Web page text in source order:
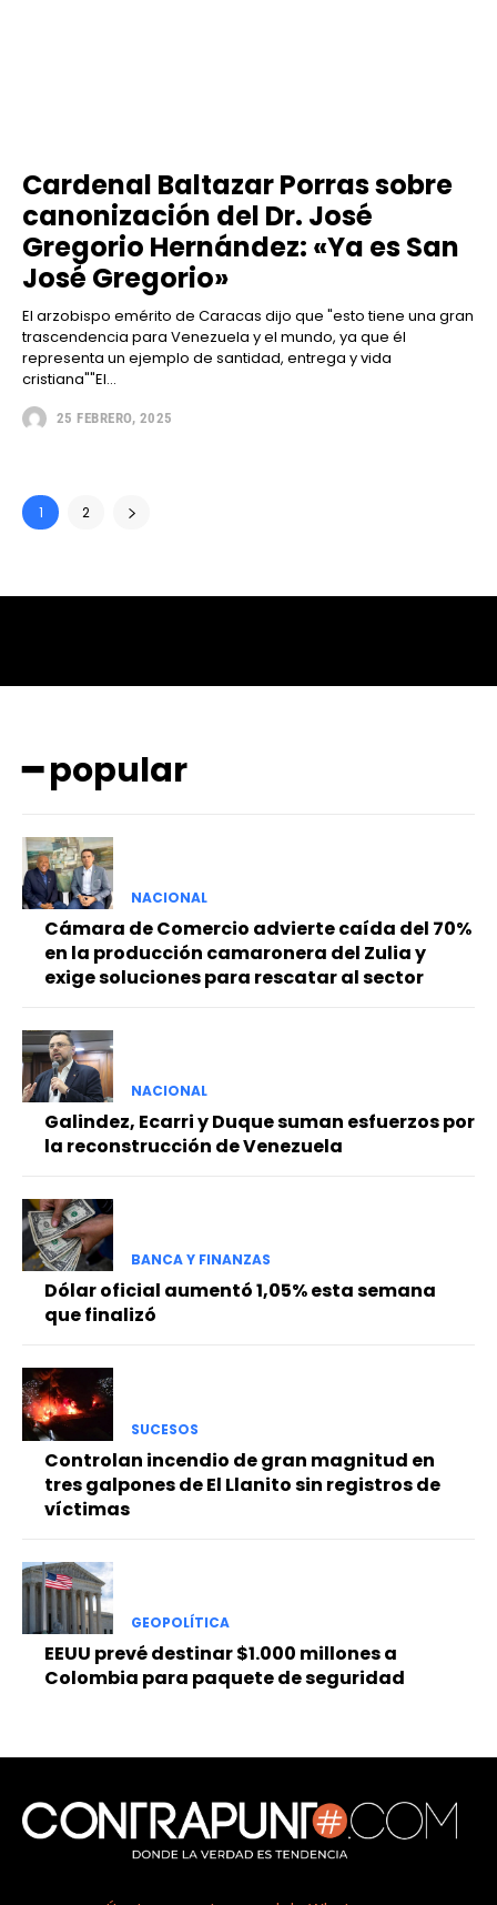
Cardenal Baltazar Porras sobre
canonización del Dr. José
Gregorio Hernández: «Ya es San
José Gregorio»
El arzobispo emérito de Caracas dijo que "esto tiene una gran
trascendencia para Venezuela y el mundo, ya que él
representa un ejemplo de santidad, entrega y vida
cristiana""El...
25 FEBRERO, 2025
1 2
━ popular
NACIONAL
Cámara de Comercio advierte caída del 70%
en la producción camaronera del Zulia y
exige soluciones para rescatar al sector
NACIONAL
Galindez, Ecarri y Duque suman esfuerzos por
la reconstrucción de Venezuela
BANCA Y FINANZAS
Dólar oficial aumentó 1,05% esta semana
que finalizó
SUCESOS
Controlan incendio de gran magnitud en
tres galpones de El Llanito sin registros de
víctimas
GEOPOLÍTICA
EEUU prevé destinar $1.000 millones a
Colombia para paquete de seguridad